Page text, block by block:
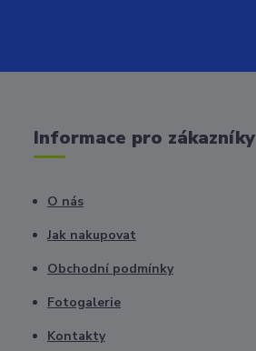
Informace pro zákazníky
O nás
Jak nakupovat
Obchodní podmínky
Fotogalerie
Kontakty